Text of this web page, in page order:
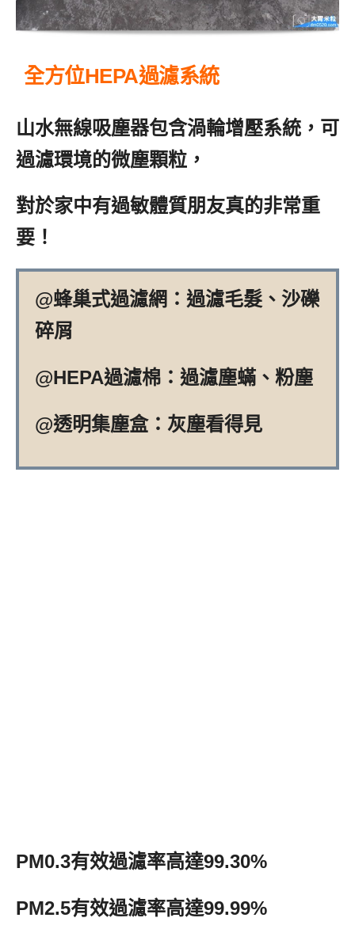
全方位HEPA過濾系統
山水無線吸塵器包含渦輪增壓系統，可
過濾環境的微塵顆粒，
對於家中有過敏體質朋友真的非常重
要！
@蜂巢式過濾網：過濾毛髮、沙礫
碎屑
@HEPA過濾棉：過濾塵蟎、粉塵
@透明集塵盒：灰塵看得見
PM0.3有效過濾率高達99.30%
PM2.5有效過濾率高達99.99%